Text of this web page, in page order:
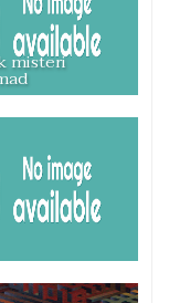
misteri